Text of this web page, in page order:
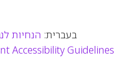
בעברית: הנחיות
Accessibility Guidelines